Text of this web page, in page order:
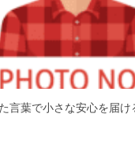
言葉で小さな安心を届け